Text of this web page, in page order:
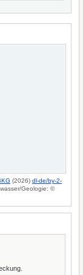
(2026) dl-de/by-2-
Geologie: ©